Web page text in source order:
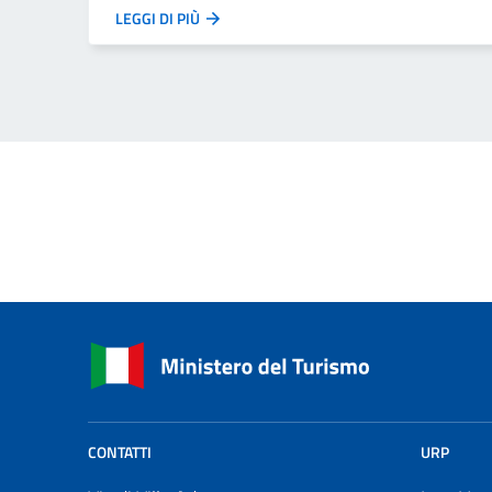
LEGGI DI PIÙ
CONTATTI URP